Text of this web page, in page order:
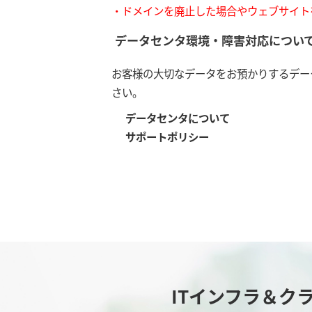
・ドメインを廃止した場合やウェブサイ
データセンタ環境・障害対応につい
お客様の大切なデータをお預かりするデ
さい。
データセンタについて
サポートポリシー
ITインフラ＆ク